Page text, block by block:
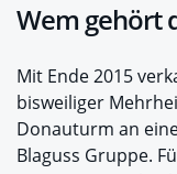
Wem gehört
Mit Ende 2015
bisweiliger
Donauturm an
Blaguss Gruppe.